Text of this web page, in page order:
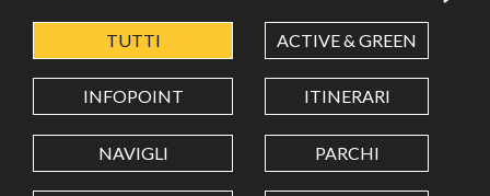
LATITUDINE
LONGITUDINE
TUTTI ACTIVE & GREEN
INFOPOINT ITINERARI
NAVIGLI PARCHI